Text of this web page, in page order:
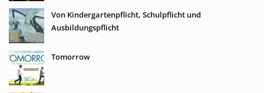
Von Kindergartenpflicht, Schulpflicht und
Ausbildungspflicht
Tomorrow